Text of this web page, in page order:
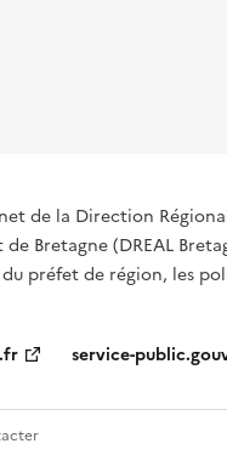
de la Direction
de Bretagne (DREAL
préfet de région, les
service-